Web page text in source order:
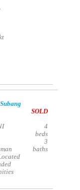
SOLD
4
beds
3
baths